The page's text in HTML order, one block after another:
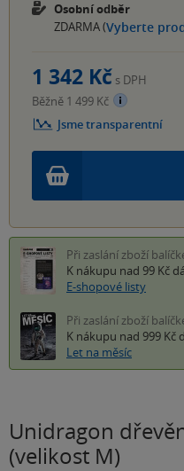
Osobní odběr
ZDARMA (Vyberte
1 342 Kč s DPH
Běžně 1 499 Kč
Jsme transparentní
Při zaslání zboží
K nákupu nad 99 Kč
E-shopové listy
Při zaslání zboží
K nákupu nad 999 Kč
Let na měsíc
Unidragon
(velikost M)